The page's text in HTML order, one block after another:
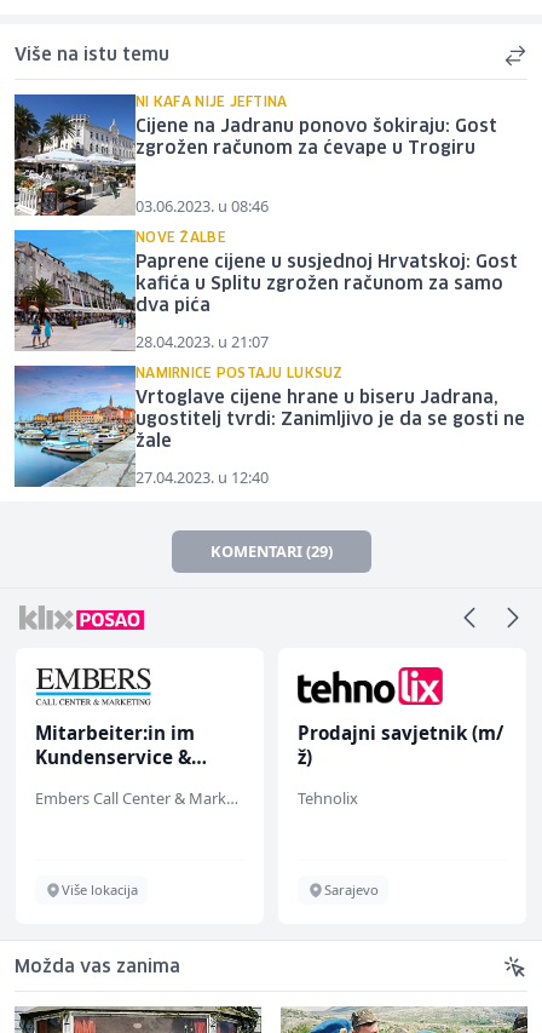
Više na istu temu
NI KAFA NIJE JEFTINA
Cijene na Jadranu ponovo šokiraju: Gost
zgrožen računom za ćevape u Trogiru
03.06.2023. u 08:46
NOVE ŽALBE
Paprene cijene u susjednoj Hrvatskoj: Gost
kafića u Splitu zgrožen računom za samo
dva pića
28.04.2023. u 21:07
NAMIRNICE POSTAJU LUKSUZ
Vrtoglave cijene hrane u biseru Jadrana,
ugostitelj tvrdi: Zanimljivo je da se gosti ne
žale
27.04.2023. u 12:40
KOMENTARI (29)
Mitarbeiter:in im
Kundenservice &
Embers Call Center & Marketing
Više lokacija
Prodajni savjetnik (m/
ž)
Tehnolix
Sarajevo
Možda vas zanima